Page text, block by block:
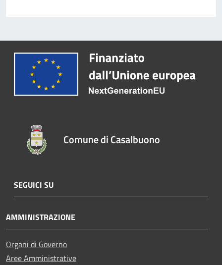
Comune di Casalbuono
SEGUICI SU
AMMINISTRAZIONE
Organi di Governo
Aree Amministrative